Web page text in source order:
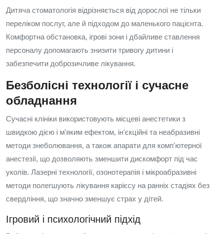
Дитяча стоматологія відрізняється від дорослої не тільки
переліком послуг, але й підходом до маленького пацієнта.
Комфортна обстановка, ігрові зони і дбайливе ставлення
персоналу допомагають знизити тривогу дитини і
забезпечити доброзичливе лікування.
Безболісні технології і сучасне
обладнання
Сучасні клініки використовують місцеві анестетики з
швидкою дією і м'яким ефектом, ін'єкційні та неабразивні
методи знеболювання, а також апарати для комп'ютерної
анестезії, що дозволяють зменшити дискомфорт під час
уколів. Лазерні технології, озонотерапія і мікроабразивні
методи полегшують лікування карієсу на ранніх стадіях без
свердління, що значно зменшує страх у дітей.
Ігровий і психологічний підхід